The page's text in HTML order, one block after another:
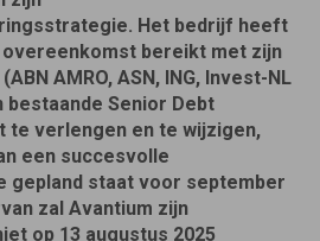
Het bedrijf heeft
bereikt met zijn
AMRO, ASN, ING, Invest-NL
bestaande Senior Debt
te verlengen en te wijzigen,
een succesvolle
gepland staat voor september
zal Avantium zijn
op 13 augustus 2025